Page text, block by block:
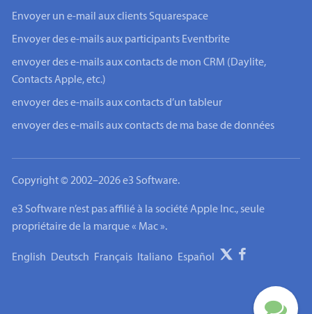
Envoyer un e-mail aux clients Squarespace
Envoyer des e-mails aux participants Eventbrite
envoyer des e-mails aux contacts de mon CRM (Daylite,
Contacts Apple, etc.)
envoyer des e-mails aux contacts d’un tableur
envoyer des e-mails aux contacts de ma base de données
Copyright © 2002–2026 e3 Software.
e3 Software n’est pas affilié à la société Apple Inc., seule
propriétaire de la marque « Mac ».
English Deutsch Français Italiano Español